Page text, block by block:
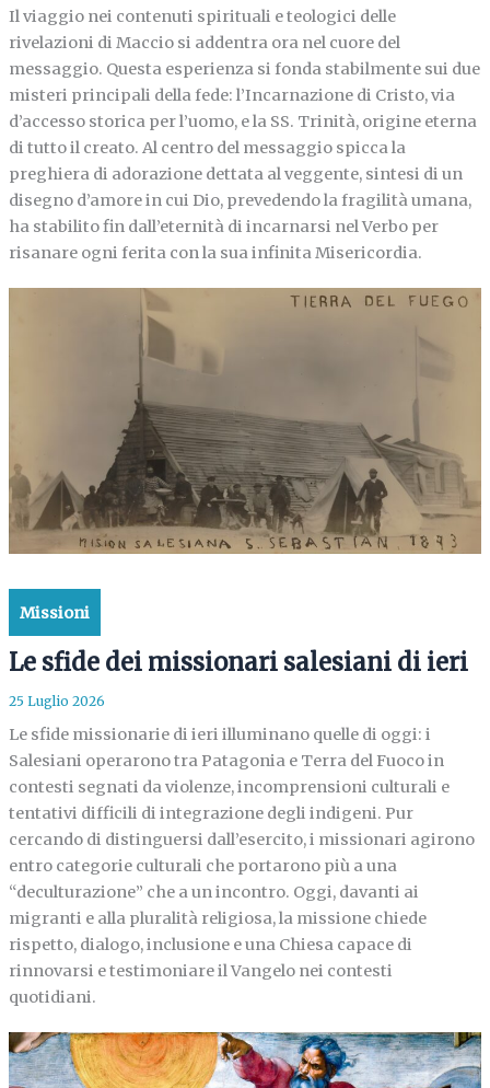
Il viaggio nei contenuti spirituali e teologici delle
rivelazioni di Maccio si addentra ora nel cuore del
messaggio. Questa esperienza si fonda stabilmente sui due
misteri principali della fede: l’Incarnazione di Cristo, via
d’accesso storica per l’uomo, e la SS. Trinità, origine eterna
di tutto il creato. Al centro del messaggio spicca la
preghiera di adorazione dettata al veggente, sintesi di un
disegno d’amore in cui Dio, prevedendo la fragilità umana,
ha stabilito fin dall’eternità di incarnarsi nel Verbo per
risanare ogni ferita con la sua infinita Misericordia.
Missioni
Le sfide dei missionari salesiani di ieri
25 Luglio 2026
Le sfide missionarie di ieri illuminano quelle di oggi: i
Salesiani operarono tra Patagonia e Terra del Fuoco in
contesti segnati da violenze, incomprensioni culturali e
tentativi difficili di integrazione degli indigeni. Pur
cercando di distinguersi dall’esercito, i missionari agirono
entro categorie culturali che portarono più a una
“deculturazione” che a un incontro. Oggi, davanti ai
migranti e alla pluralità religiosa, la missione chiede
rispetto, dialogo, inclusione e una Chiesa capace di
rinnovarsi e testimoniare il Vangelo nei contesti
quotidiani.